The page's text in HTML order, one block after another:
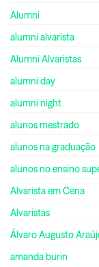
Alumni
alumni alvarista
Alumni Alvaristas
alumni day
alumni night
alunos mestrado
alunos na graduação
alunos no ensino
Alvarista em Cena
Alvaristas
Álvaro Augusto
amanda burin